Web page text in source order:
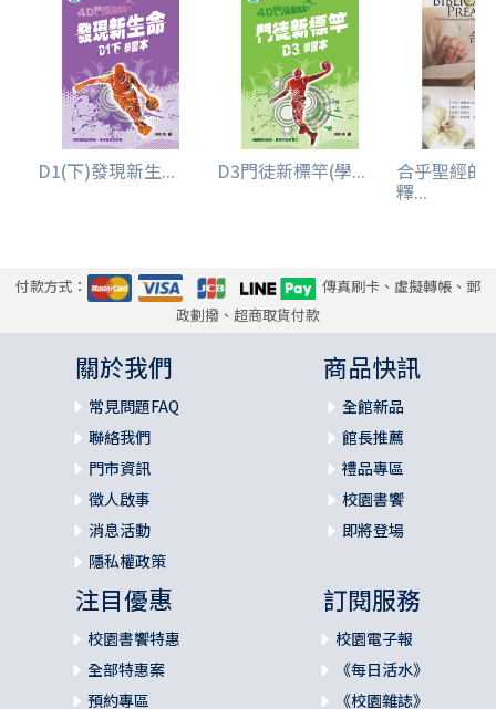
D1(下)發現新生... D3門徒新標竿(學... 合乎聖經的
釋...
付款方式：
傳真刷卡、虛擬轉帳、郵
政劃撥、超商取貨付款
關於我們
常見問題FAQ
聯絡我們
門市資訊
徵人啟事
消息活動
隱私權政策
商品快訊
全館新品
館長推薦
禮品專區
校園書饗
即將登場
注目優惠
校園書饗特惠
全部特惠案
預約專區
訂閱服務
校園電子報
《每日活水》
《校園雜誌》